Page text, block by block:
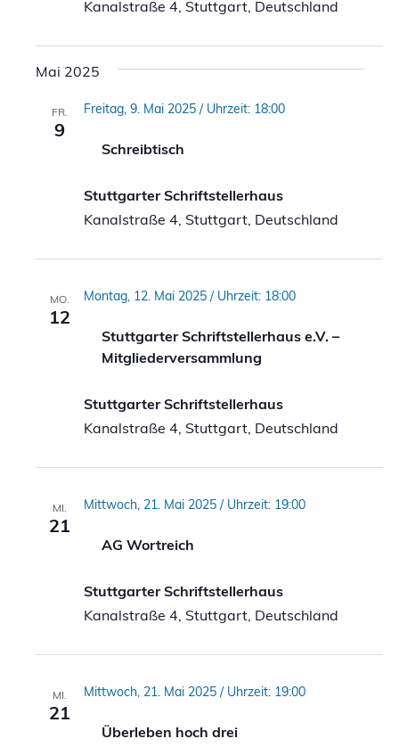
Kanalstraße 4, Stuttgart, Deutschland
Mai 2025
FR.
9
Schreibtisch
Freitag, 9. Mai 2025 / Uhrzeit: 18:00
Stuttgarter Schriftstellerhaus
Kanalstraße 4, Stuttgart, Deutschland
MO.
12
Stuttgarter Schriftstellerhaus e.V. –
Mitgliederversammlung
Montag, 12. Mai 2025 / Uhrzeit: 18:00
Stuttgarter Schriftstellerhaus
Kanalstraße 4, Stuttgart, Deutschland
MI.
21
AG Wortreich
Mittwoch, 21. Mai 2025 / Uhrzeit: 19:00
Stuttgarter Schriftstellerhaus
Kanalstraße 4, Stuttgart, Deutschland
MI.
21
Überleben hoch drei
Mittwoch, 21. Mai 2025 / Uhrzeit: 19:00